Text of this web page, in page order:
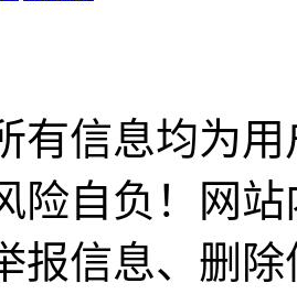
有信息均为
险自负！网
报信息、删